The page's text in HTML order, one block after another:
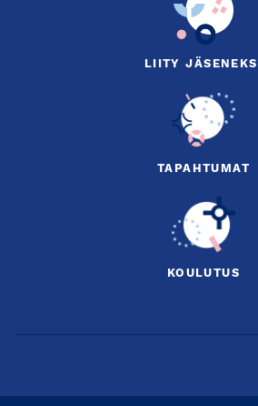
LIITY JÄSENEKSI
TAPAHTUMAT
KOULUTUS